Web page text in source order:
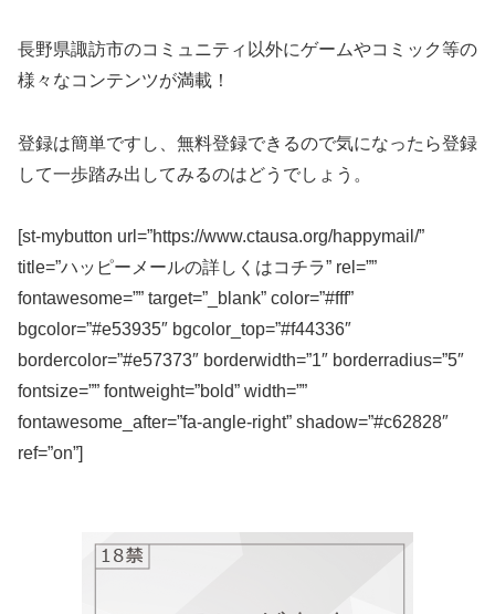
長野県諏訪市のコミュニティ以外にゲームやコミック等の
様々なコンテンツが満載！
登録は簡単ですし、無料登録できるので気になったら登録
して一歩踏み出してみるのはどうでしょう。
[st-mybutton url=”https://www.ctausa.org/happymail/”
title=”ハッピーメールの詳しくはコチラ” rel=””
fontawesome=”” target=”_blank” color=”#fff”
bgcolor=”#e53935″ bgcolor_top=”#f44336″
bordercolor=”#e57373″ borderwidth=”1″ borderradius=”5″
fontsize=”” fontweight=”bold” width=””
fontawesome_after=”fa-angle-right” shadow=”#c62828″
ref=”on”]